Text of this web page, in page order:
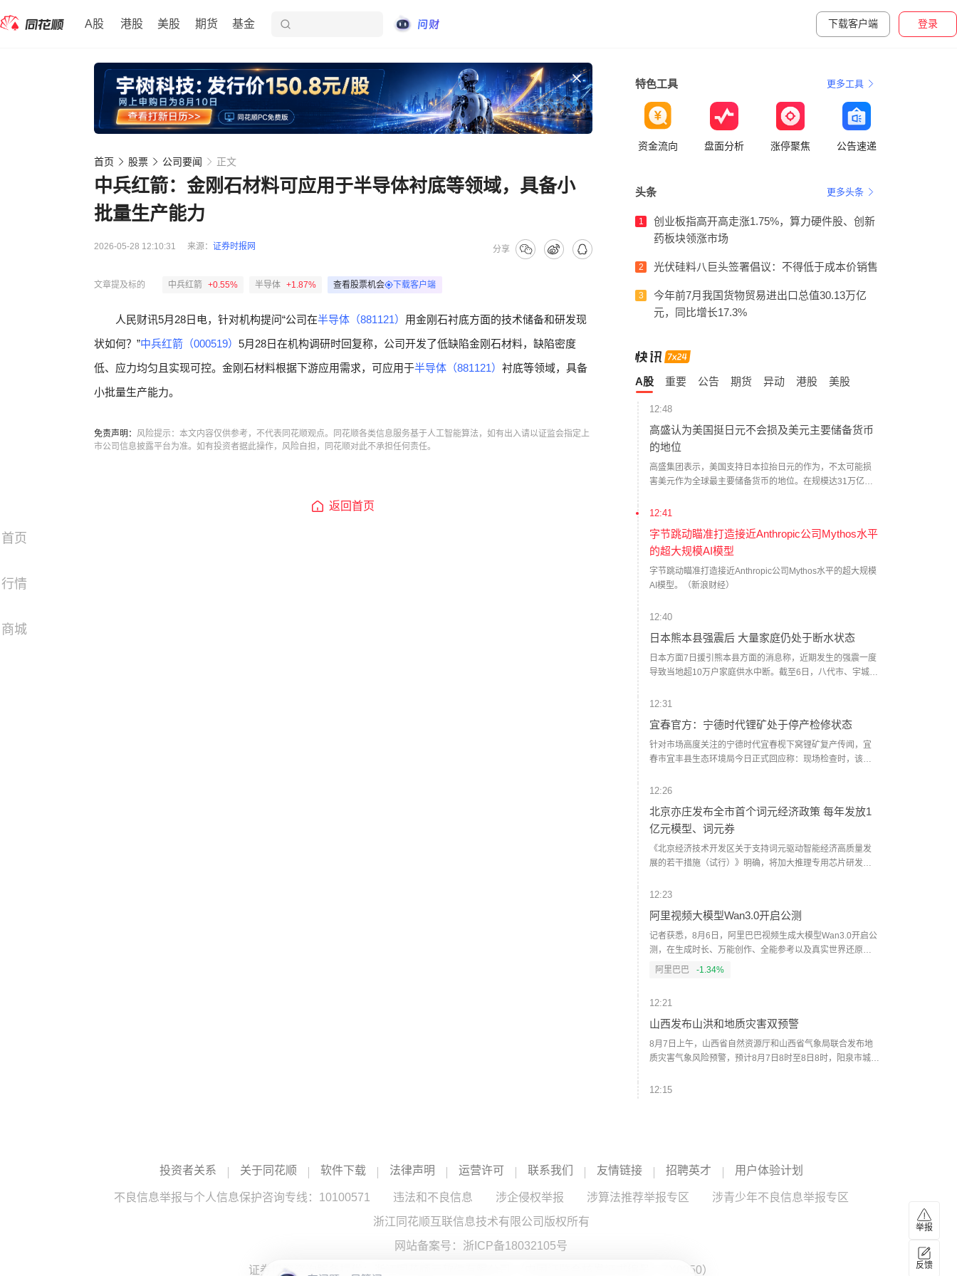
A股 港股 美股 期货 基金 下载客户端 登录
首页
行情
商城
首页 股票 公司要闻 正文
中兵红箭：金刚石材料可应用于半导体衬底等领域，具备小
批量生产能力
2026-05-28 12:10:31 来源： 证券时报网 分享
文章提及标的 中兵红箭 +0.55% 半导体 +1.87% 查看股票机会 下载客户端
人民财讯5月28日电，针对机构提问“公司在半导体（881121） 用金刚石衬底方面的技术储备和研发现
状如何？”中兵红箭（000519） 5月28日在机构调研时回复称，公司开发了低缺陷金刚石材料，缺陷密度
低、应力均匀且实现可控。金刚石材料根据下游应用需求，可应用于半导体（881121） 衬底等领域，具备
小批量生产能力。
免责声明： 风险提示：本文内容仅供参考，不代表同花顺观点。同花顺各类信息服务基于人工智能算法，如有出入请以证监会指定上
市公司信息披露平台为准。如有投资者据此操作，风险自担，同花顺对此不承担任何责任。
返回首页
特色工具 更多工具
资金流向 盘面分析 涨停聚焦 公告速递
头条 更多头条
1
创业板指高开高走涨1.75%，算力硬件股、创新
药板块领涨市场
2 光伏硅料八巨头签署倡议：不得低于成本价销售
3
今年前7月我国货物贸易进出口总值30.13万亿
元，同比增长17.3%
A股 重要 公告 期货 异动 港股 美股
12:48
高盛认为美国挺日元不会损及美元主要储备货币
的地位
高盛集团表示，美国支持日本拉抬日元的作为，不太可能损
害美元作为全球最主要储备货币的地位。在规模达31万亿美
联合干预引发了外界一些疑虑：美国支持日元的目的可能是
元储备的信心。高盛表示，这种论点认定，美国未来可能会
试图阻止其他国家抛售美债。（财联社）
12:41
字节跳动瞄准打造接近Anthropic公司Mythos水平
的超大规模AI模型
字节跳动瞄准打造接近Anthropic公司Mythos水平的超大规模
AI模型。（新浪财经）
12:40
日本熊本县强震后 大量家庭仍处于断水状态
日本方面7日援引熊本县方面的消息称，近期发生的强震一度
导致当地超10万户家庭供水中断。截至6日，八代市、宇城市
水问题要到本月底才能解决。（央视新闻）
12:31
宜春官方：宁德时代锂矿处于停产检修状态
针对市场高度关注的宁德时代宜春枧下窝锂矿复产传闻，宜
春市宜丰县生态环境局今日正式回应称：现场检查时，该企
业，已要求企业尽快办理环评审批手续。 (上海证券报)
12:26
北京亦庄发布全市首个词元经济政策 每年发放1
亿元模型、词元券
《北京经济技术开发区关于支持词元驱动智能经济高质量发
展的若干措施（试行）》明确，将加大推理专用芯片研发扶
升，推动通用模型与行业专用模型协同研发，提升端侧推理
驶、医疗健康等重点领域的数据交易流通，探索以词元交易
为基础的数据定价模式。通过打造全要素保障体系，为词元
工厂建设提供全方位支撑。政策提出，对推动批量词元生产
的企业，给予一定资金支持。每年还将继续发放算力券、数
易金额的10%，给予采购主体最高100万元资金支持。不断降
低基础设施建设和企业运营成本，全面提升单位能效下的词
壹号词元工厂、北京市首家国资词元工厂京算词元工厂先后
在北京亦庄正式点亮。未来，北京亦庄还将优化土地、能耗
体推动批量词元生产。
12:23
阿里视频大模型Wan3.0开启公测
记者获悉，8月6日，阿里巴巴视频生成大模型Wan3.0开启公
测，在生成时长、万能创作、全能参考以及真实世界还原等
维度全面升级：单次可生成30秒视频，完整表达创作意图；
Wan3.0还有智能时长功能，可根据提示词自动推荐合适时
长。（人民财讯）
阿里巴巴 -1.34%
12:21
山西发布山洪和地质灾害双预警
8月7日上午，山西省自然资源厅和山西省气象局联合发布地
质灾害气象风险预警，预计8月7日8时至8日8时，阳泉市城
川县、临汾市襄汾县部分区域地质灾害气象风险预警级别为
很大（红色预警）；阳泉市北部和中部、晋中市东北部2个市
中市东部2个市2个县发生山洪的可能性较大（黄色预警）；
12:15
环比下降6.4%。在消费支出的10个大类中，有6个类别支出
交通通信等支出明显下滑。食品支出在5月同比增长后，6月
12:11
机构：2026年AI服务器出货量增幅上调至近31%
投资者关系 关于同花顺 软件下载 法律声明 运营许可 联系我们 友情链接 招聘英才 用户体验计划
不良信息举报与个人信息保护咨询专线：10100571 违法和不良信息 涉企侵权举报 涉算法推荐举报专区
涉青少年不良信息举报专区
浙江同花顺互联信息技术有限公司版权所有
网站备案号： 浙ICP备18032105号
证券投资咨询服务提供：浙江同花顺云软件有限公司 （中国证监会核发证书编号：ZX0050）
举报
反馈